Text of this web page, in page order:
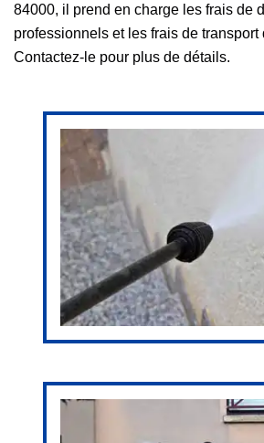
84000, il prend en charge les frais de
professionnels et les frais de transport
Contactez-le pour plus de détails.